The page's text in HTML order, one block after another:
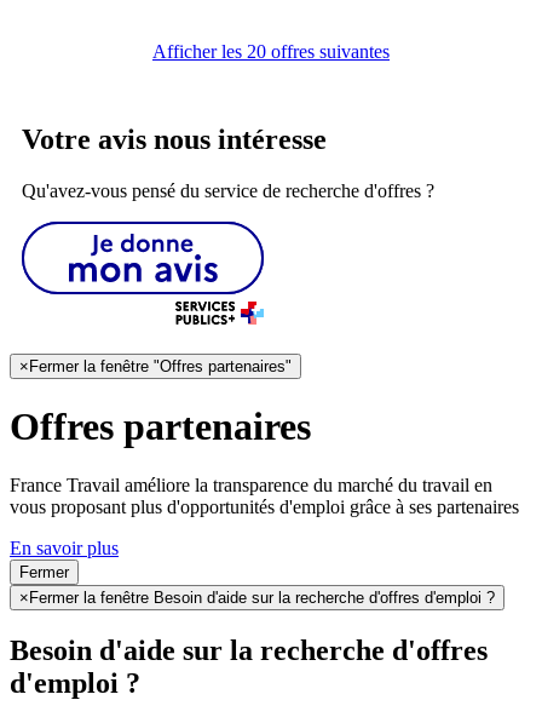
Afficher les 20 offres suivantes
Votre avis nous intéresse
Qu'avez-vous pensé du service de recherche d'offres ?
×Fermer la fenêtre "Offres partenaires"
Offres partenaires
France Travail améliore la transparence du marché du travail en
vous proposant plus d'opportunités d'emploi grâce à ses partenaires
En savoir plus
Fermer
× Fermer la fenêtre Besoin d'aide sur la recherche d'offres d'emploi ?
Besoin d'aide sur la recherche d'offres
d'emploi ?